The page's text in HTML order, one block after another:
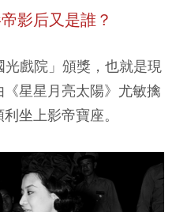
影后又是誰？
戲院」頒獎，也就是現
星星月亮太陽》尤敏擒
坐上影帝寶座。